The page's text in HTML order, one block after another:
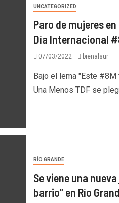
UNCATEGORIZED
Paro de mujeres
Día Internacional
07/03/2022 bienalsur
Bajo el lema "Este
Una Menos TDF se
RÍO GRANDE
Se viene una
barrio” en Río